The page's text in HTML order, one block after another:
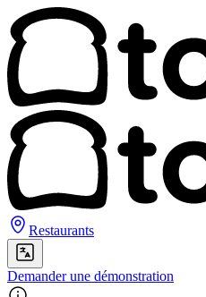
Restaurants
Demander une démonstration